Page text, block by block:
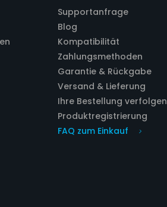
Supportanfrage
Blog
Kompatibilität
Zahlungsmethoden
Garantie & Rückgabe
Versand & Lieferung
Ihre Bestellung verfolgen
Produktregistrierung
FAQ zum Einkauf